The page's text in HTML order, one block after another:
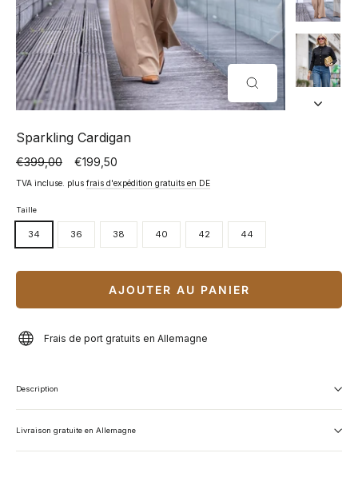
FERMER
(ESC)
Sparkling Cardigan
Prix
normal
€399,00
Prix
spécial
€199,50
TVA incluse. plus frais d'expédition gratuits en DE
Taille
34 36 38 40 42 44
AJOUTER AU PANIER
Frais de port gratuits en Allemagne
Description
Livraison gratuite en Allemagne